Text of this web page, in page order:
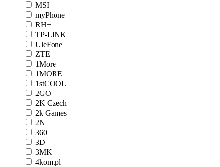
MSI
myPhone
RH+
TP-LINK
UleFone
ZTE
1More
1MORE
1stCOOL
2GO
2K Czech
2k Games
2N
360
3D
3MK
4kom.pl